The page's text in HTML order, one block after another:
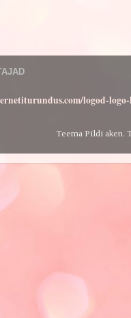
logod-
Teema Pildi aken.